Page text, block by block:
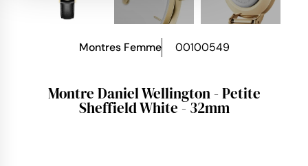
Montres Femme 00100549
Montre Daniel Wellington - Petite
Sheffield White - 32mm